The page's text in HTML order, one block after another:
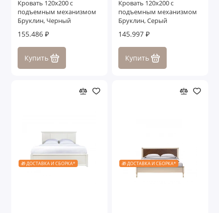
Кровать 120x200 с
подъемным механизмом
Бруклин, Черный
155.486 ₽
Купить
Кровать 120x200 с
подъемным механизмом
Бруклин, Серый
145.997 ₽
Купить
🎁 ДОСТАВКА И СБОРКА* 🎁 ДОСТАВКА И СБОРКА*